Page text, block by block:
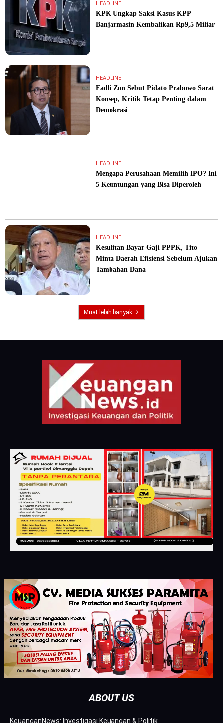
HEADLINE
KPK Ungkap Saksi Kasus KPP
Banjarmasin Kembalikan Rp9,5 Miliar
HEADLINE
Fadli Zon Sebut Pidato Prabowo Sarat
Konsep, Kritik Tetap Penting dalam
Demokrasi
HEADLINE
Mengapa Perusahaan Memilih IPO? Ini
5 Keuntungan yang Bisa Diperoleh
HEADLINE
Kesulitan Bayar Gaji PPPK, Tito
Minta Daerah Efisiensi Sebelum Ajukan
Tambahan Dana
Muat lebih banyak
ABOUT US
KeuanganNews: Investigasi Keuangan & Politik